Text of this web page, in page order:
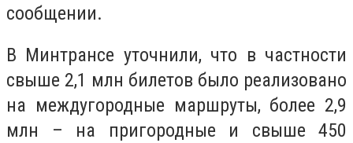
сообщении.
В Минтрансе уточнили, что в частности
свыше 2,1 млн билетов было реализовано
на междугородные маршруты, более 2,9
млн – на пригородные и свыше 450